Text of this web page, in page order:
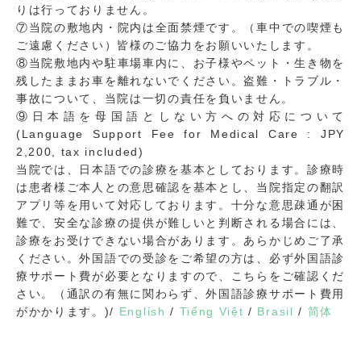
りは行っておりません。
⑦当院の敷地内・院内は全面禁煙です。（車中での喫煙も
ご遠慮ください）皆様のご協力をお願いいたします。
⑧当院敷地内や駐車場車内に、お子様やペット・生き物を
残したままお車を離れないでください。盗難・トラブル・
事故について、当院は一切の責任を負いません。
⑨日本語を母国語としない方への対応について
(Language Support Fee for Medical Care : JPY
2,200, tax included)
当院では、日本語での診療を基本としております。診療時
は患者様ご本人との意思確認を基本とし、当院指定の翻訳
アプリ等を用いて対応しております。十分な意思疎通が困
難で、安全な診療の提供が難しいと判断される場合には、
診療をお受けできない場合があります。あらかじめご了承
ください。外国語での受診をご希望の方は、必ず外国語診
療サポート費が必要となりますので、こちらをご確認くだ
さい。（通訳の有無に関わらず、外国語診療サポート費用
がかかります。)/ English / Tiếng Việt / Brasil / 简体